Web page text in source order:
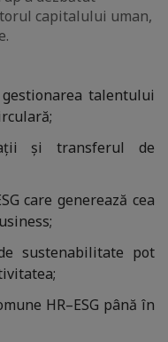
capitalului uman,
talentului
și transferul de
care generează cea
sustenabilitate pot
HR–ESG până în